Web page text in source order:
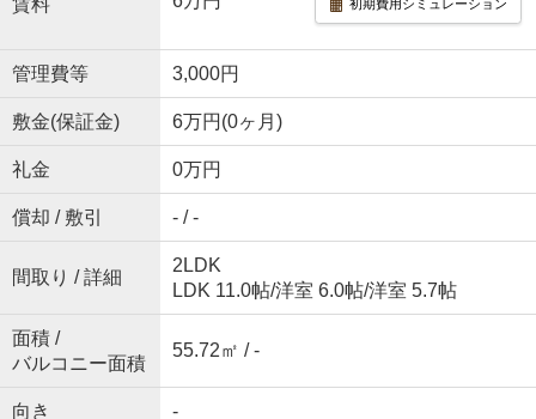
初期費用シミュレーション
管理費等 3,000円
敷金(保証金) 6万円(0ヶ月)
礼金 0万円
償却 / 敷引 - / -
間取り / 詳細
2LDK
LDK 11.0帖/洋室 6.0帖/洋室 5.7帖
面積 /
バルコニー面積
55.72㎡ / -
向き -